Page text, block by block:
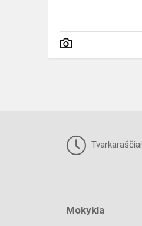
Tvarkaraščiai
Mokykla